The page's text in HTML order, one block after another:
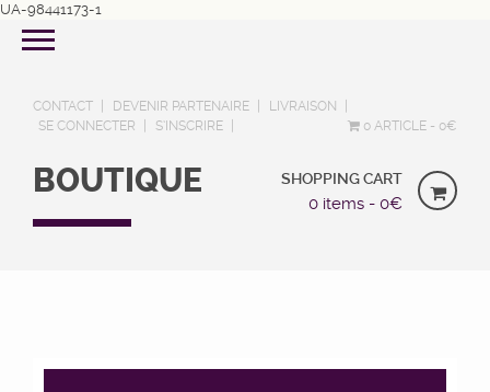
UA-98441173-1
CONTACT DEVENIR PARTENAIRE
LIVRAISON
SE CONNECTER
S’INSCRIRE 0 ARTICLE 0€
BOUTIQUE SHOPPING CART
0 items - 0€